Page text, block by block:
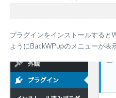
プラグインをインストールする
ようにBackWPupのメニューが表